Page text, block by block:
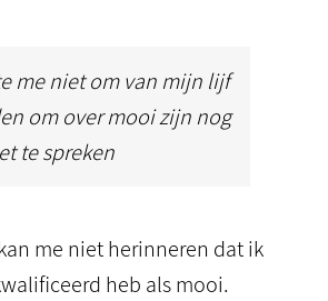
me niet om van mijn lijf
om over mooi zijn nog
te spreken
me niet herinneren dat ik
heb als mooi.